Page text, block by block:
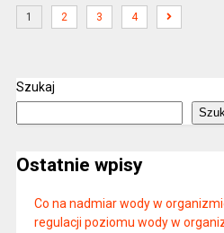
1 2 3 4
Szukaj
Ostatnie wpisy
Co na nadmiar wody w
regulacji poziomu wody w